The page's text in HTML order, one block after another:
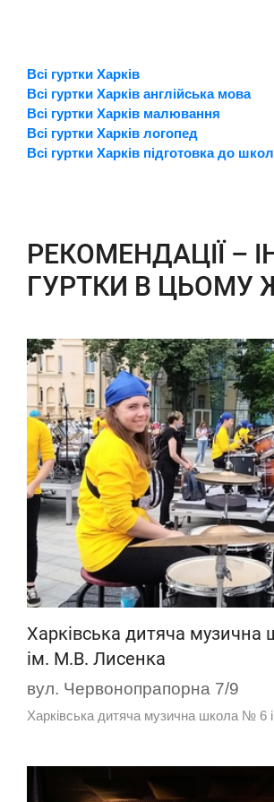
Всі гуртки Харків
Всі гуртки Харків англійська мова
Всі гуртки Харків малювання
Всі гуртки Харків логопед
Всі гуртки Харків підготовка до
РЕКОМЕНДАЦІЇ –
ГУРТКИ В ЦЬОМУ
Харківська дитяча
ім. М.В. Лисенка
вул. Червонопрапорна 7/9
Харківська дитяча музична школа № 6